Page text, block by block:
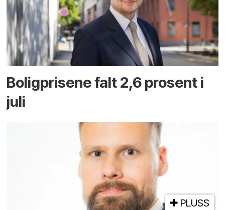
Boligprisene falt 2,6 prosent i
juli
PLUSS